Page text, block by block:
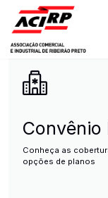
Pular para o
ACIRP -
Convênio
Conheça as
opções de planos